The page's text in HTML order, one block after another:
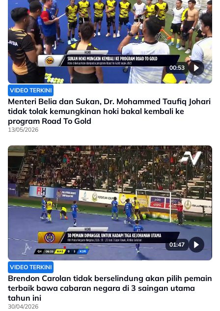
00:53
VIDEO TERKINI
Menteri Belia dan Sukan, Dr. Mohammed Taufiq Johari
tidak tolak kemungkinan hoki bakal kembali ke
program Road To Gold
13/05/2026
01:47
VIDEO TERKINI
Brendon Carolan tidak berselindung akan pilih pemain
terbaik bawa cabaran negara di 3 saingan utama
tahun ini
30/04/2026